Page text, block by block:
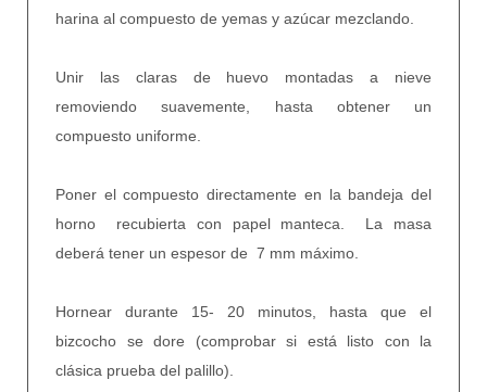
harina al compuesto de yemas y azúcar mezclando.
Unir las claras de huevo montadas a nieve
removiendo suavemente, hasta obtener un
compuesto uniforme.
Poner el compuesto directamente en la bandeja del
horno recubierta con papel manteca. La masa
deberá tener un espesor de 7 mm máximo.
Hornear durante 15- 20 minutos, hasta que el
bizcocho se dore (comprobar si está listo con la
clásica prueba del palillo).